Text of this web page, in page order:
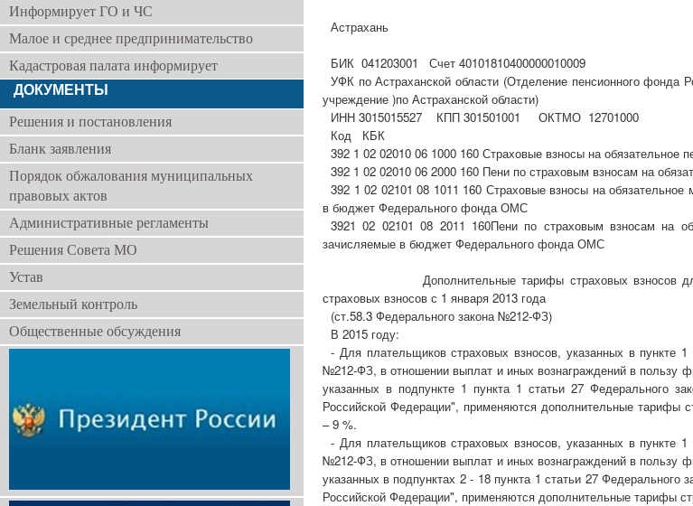
Информирует ГО и ЧС
Малое и среднее предпринимательство
Кадастровая палата информирует
ДОКУМЕНТЫ
Решения и постановления
Бланк заявления
Порядок обжалования муниципальных
правовых актов
Административные регламенты
Решения Совета МО
Устав
Земельный контроль
Общественные обсуждения
Астрахань
БИК 041203001 Счет 40101810400000010009
УФК по Астраханской области (Отделение пенсионного фонда
учреждение )по Астраханской области)
ИНН 3015015527 КПП 301501001 ОКТМО 12701000
Код КБК
392 1 02 02010 06 1000 160 Страховые взносы на обязательное
392 1 02 02010 06 2000 160 Пени по страховым взносам на
392 1 02 02101 08 1011 160 Страховые взносы на обязательное
в бюджет Федерального фонда ОМС
3921 02 02101 08 2011 160Пени по страховым взносам на
зачисляемые в бюджет Федерального фонда ОМС
Дополнительные тарифы страховых взносов для
страховых взносов с 1 января 2013 года
(ст.58.3 Федерального закона №212-ФЗ)
В 2015 году:
- Для плательщиков страховых взносов, указанных в пункте
№212-ФЗ, в отношении выплат и иных вознаграждений в пользу
указанных в подпункте 1 пункта 1 статьи 27 Федерального
Российской Федерации", применяются дополнительные тарифы
– 9 %.
- Для плательщиков страховых взносов, указанных в пункте
№212-ФЗ, в отношении выплат и иных вознаграждений в пользу
указанных в подпунктах 2 - 18 пункта 1 статьи 27
Российской Федерации", применяются дополнительные тарифы